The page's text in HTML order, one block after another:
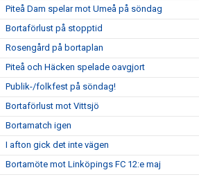
Piteå Dam spelar mot Umeå på söndag
Bortaförlust på stopptid
Rosengård på bortaplan
Piteå och Häcken spelade oavgjort
Publik-/folkfest på söndag!
Bortaförlust mot Vittsjö
Bortamatch igen
I afton gick det inte vägen
Bortamöte mot Linköpings FC 12:e maj